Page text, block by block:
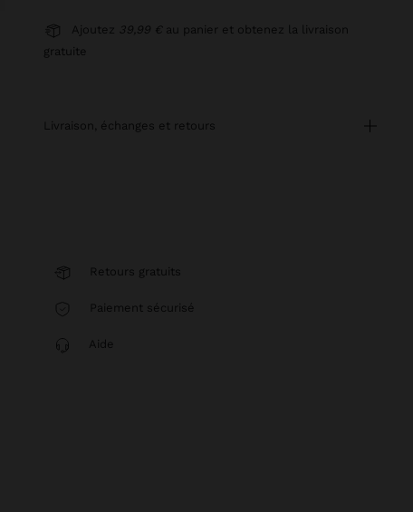
Ajoutez 39,99 € au panier et obtenez la livraison
gratuite
livraison, échanges et retours
Retours gratuits
Paiement sécurisé
Aide